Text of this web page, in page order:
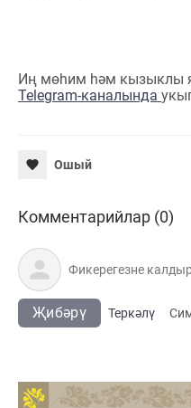
Иң мөһим һәм кызыклы
Telegram-каналында
Ошый
Комментарийлар (0)
Җибәрү Теркәлү